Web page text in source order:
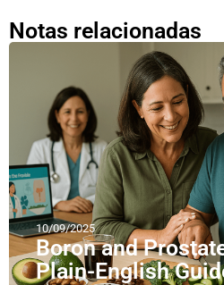
Notas relacionadas
10/09/2025
Boron and
Plain-English